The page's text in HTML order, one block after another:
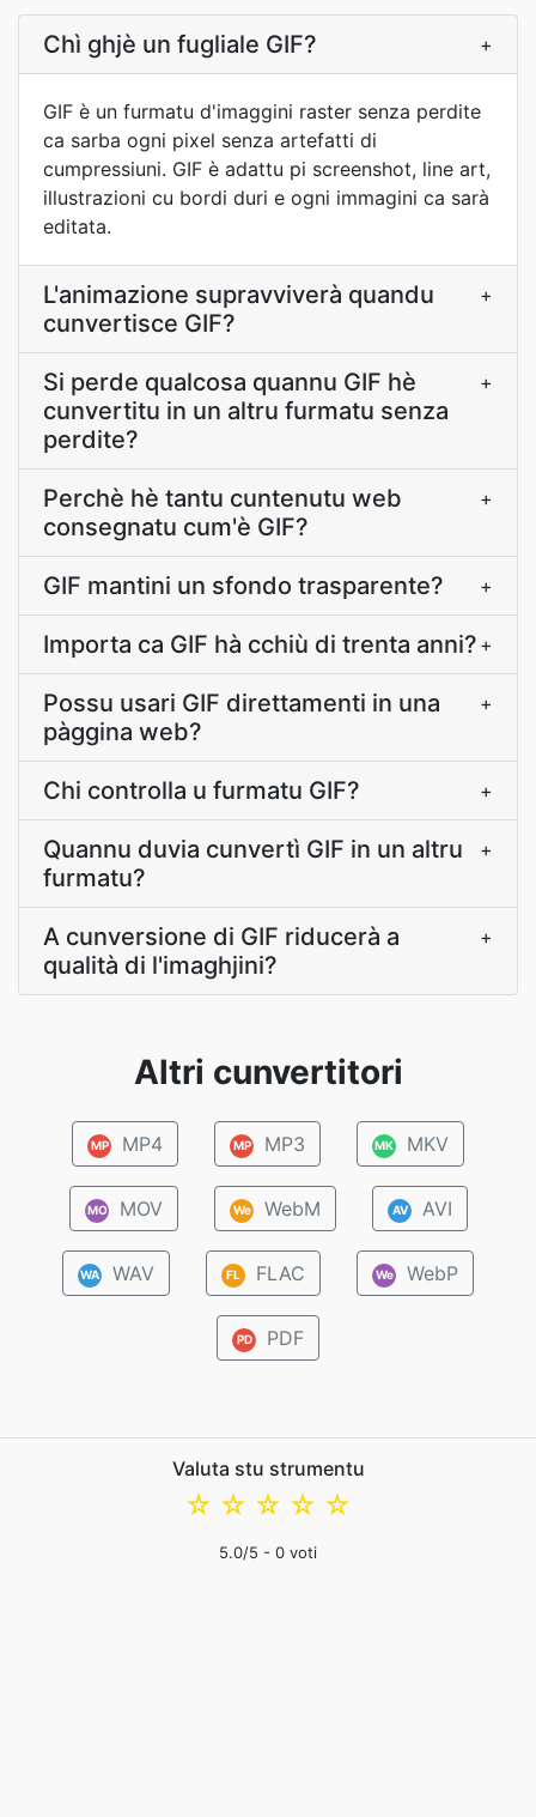
Chì ghjè un fugliale GIF? +
GIF è un furmatu d'imaggini raster senza perdite
ca sarba ogni pixel senza artefatti di
cumpressiuni. GIF è adattu pi screenshot, line art,
illustrazioni cu bordi duri e ogni immagini ca sarà
editata.
L'animazione supravviverà quandu
cunvertisce GIF?
+
Si perde qualcosa quannu GIF hè
cunvertitu in un altru furmatu senza
perdite?
+
Perchè hè tantu cuntenutu web
consegnatu cum'è GIF?
+
GIF mantini un sfondo trasparente? +
Importa ca GIF hà cchiù di trenta anni? +
Possu usari GIF direttamenti in una
pàggina web?
+
Chi controlla u furmatu GIF? +
Quannu duvia cunvertì GIF in un altru
furmatu?
+
A cunversione di GIF riducerà a
qualità di l'imaghjini?
+
Altri cunvertitori
MP MP4 MP MP3 MK MKV
MO MOV We WebM AV AVI
WA WAV FL FLAC We WebP
PD PDF
Valuta stu strumentu
☆
☆
☆
☆
☆
5.0/5 - 0 voti